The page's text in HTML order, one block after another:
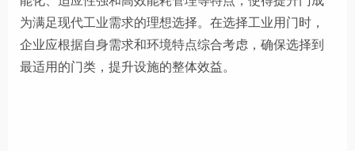
为满足现代工业需求的理想选择。在选择工业用门时，
企业应根据自身需求和环境特点综合考虑，确保选择到
最适用的门类，提升设施的整体效益。